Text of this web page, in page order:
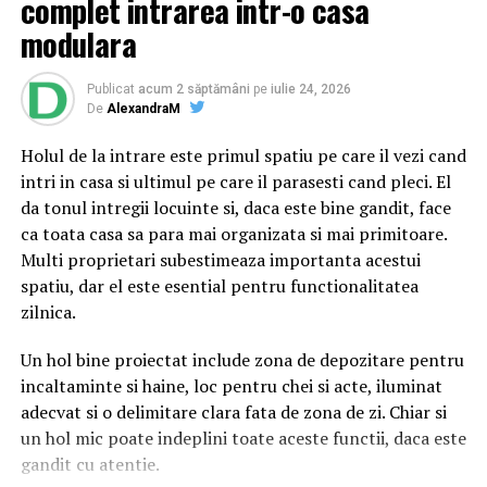
evaluare și poate contribui la clarificarea
circumstanțelor în care au apărut suspiciunile.
Pentru multe persoane, această abordare reprezintă o
modalitate de a demonstra disponibilitatea de a coopera
și de a răspunde transparent întrebărilor legate de
situația investigată.
Obiectivitatea reacțiilor
fiziologice
Unul dintre cele mai importante avantaje ale testului
poligraf este faptul că evaluarea se bazează pe
monitorizarea unor reacții fiziologice involuntare,
precum ritmul cardiac, respirația, tensiunea arterială și
modificările conductanței electrice a pielii.
În cadrul examinării, specialistul formulează întrebări
dâre inestetice direct pe soclul proaspăt tencuit al
proprietății.
Cât te costă să revopsești un
gard?
Când vopseaua și stratul protector încep să cedeze,
proprietarul se găsește în fața a două opțiuni, ambele la
fel de ineficiente din punct de vedere al resurselor:
manuale de șlefuire, curățare a ruginii, aplicare de
grund și vopsire. Este un efort fizic considerabil,
incompatibil cu stilul de viață al unui profesionist
activ, care își dorește ca timpul liber de la sfârșitul
săptămânii să fie dedicat relaxării.
complet intrarea intr-o casa
modulara
Publicat acum 2 săptămâni pe iulie 24, 2026
De AlexandraM
Holul de la intrare este primul spatiu pe care il vezi cand
intri in casa si ultimul pe care il parasesti cand pleci. El
da tonul intregii locuinte si, daca este bine gandit, face
ca toata casa sa para mai organizata si mai primitoare.
Multi proprietari subestimeaza importanta acestui
spatiu, dar el este esential pentru functionalitatea
zilnica.
Un hol bine proiectat include zona de depozitare pentru
incaltaminte si haine, loc pentru chei si acte, iluminat
adecvat si o delimitare clara fata de zona de zi. Chiar si
un hol mic poate indeplini toate aceste functii, daca este
gandit cu atentie.